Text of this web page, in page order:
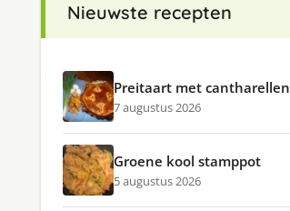
Nieuwste recepten
Preitaart met cantharellen
7 augustus 2026
Groene kool stamppot
5 augustus 2026